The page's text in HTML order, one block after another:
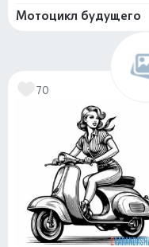
Мотоцикл будущего
70